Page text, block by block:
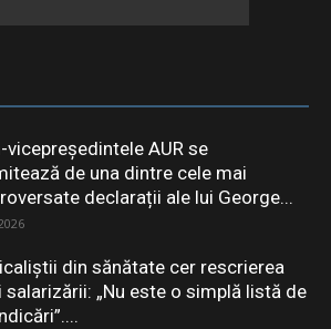
vicepreședintele AUR se
de una dintre cele mai
declarații ale lui George...
din sănătate cer rescrierea
salarizării: „Nu este o simplă listă de